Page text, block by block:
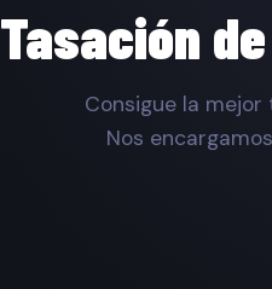
Tasación
Consigue la
Nos